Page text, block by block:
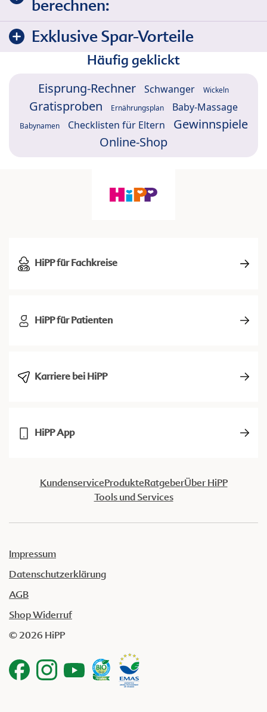
berechnen:
Exklusive Spar-Vorteile
Häufig geklickt
Eisprung-Rechner Schwanger Wickeln
Gratisproben Ernährungsplan Baby-Massage
Babynamen Checklisten für Eltern
Gewinnspiele
Online-Shop
HiPP für Fachkreise
HiPP für Patienten
Karriere bei HiPP
HiPP App
KundenserviceProdukteRatgeberÜber HiPP
Tools und Services
Impressum
Datenschutzerklärung
AGB
Shop Widerruf
© 2026 HiPP